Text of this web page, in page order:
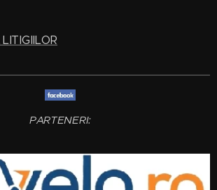
PARTENERI: